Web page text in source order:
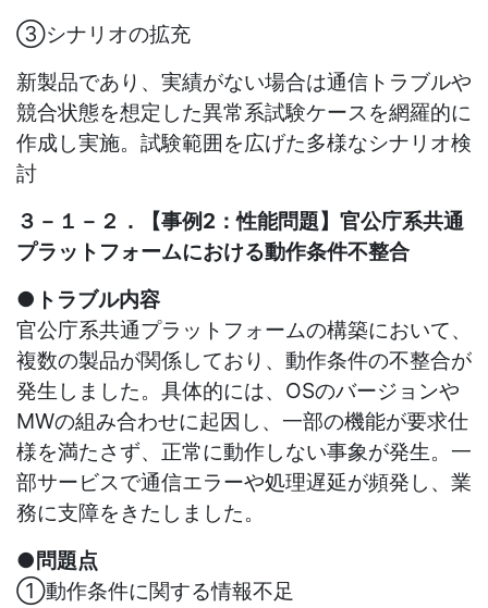
③シナリオの拡充
新製品であり、実績がない場合は通信トラブルや
競合状態を想定した異常系試験ケースを網羅的に
作成し実施。試験範囲を広げた多様なシナリオ検
討
３－１－２．【事例2：性能問題】官公庁系共通
プラットフォームにおける動作条件不整合
●トラブル内容
官公庁系共通プラットフォームの構築において、
複数の製品が関係しており、動作条件の不整合が
発生しました。具体的には、 OSのバージョンや
MWの組み合わせに起因し、一部の機能が要求仕
様を満たさず、正常に動作しない事象が発生。一
部サービスで通信エラーや処理遅延が頻発し、業
務に支障をきたしました。
●問題点
①動作条件に関する情報不足